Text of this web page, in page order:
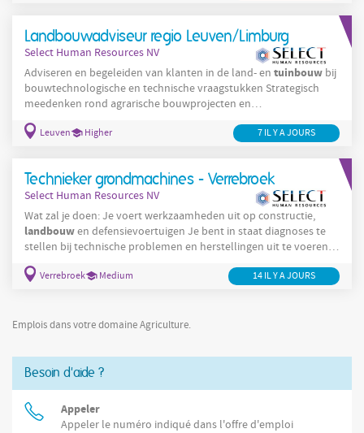
kwaliteit en correcte uitvoering van de werkzaamheden.
Landbouwadviseur regio Leuven/Limburg
Select Human Resources NV
Adviseren en begeleiden van klanten in de land- en tuinbouw bij
bouwtechnologische en technische vraagstukken Strategisch
meedenken rond agrarische bouwprojecten en
investeringsbeslissingen Ondersteunen bij
vergunningsaanvragen, subsidies en aangiftedossiers Zelfstandig
kwaliteit, deadlines en inhoudelijke correctheid Regelmatige
klantenbezoeken
Leuven Higher 7 IL Y A JOURS
Technieker grondmachines - Verrebroek
Select Human Resources NV
Wat zal je doen: Je voert werkzaamheden uit op constructie,
landbouwen defensievoertuigen Je bent in staat diagnoses te
stellen bij technische problemen en herstellingen uit te voeren
Je staat in voor periodieke inspecties , configuraties en
onderhouden Je installeert en of vervangt verschillende
lakschades Je controleert de technische werking
Verrebroek Medium 14 IL Y A JOURS
Emplois dans votre domaine Agriculture.
Besoin d'aide ?
Appeler
Appeler le numéro indiqué dans l'offre d'emploi